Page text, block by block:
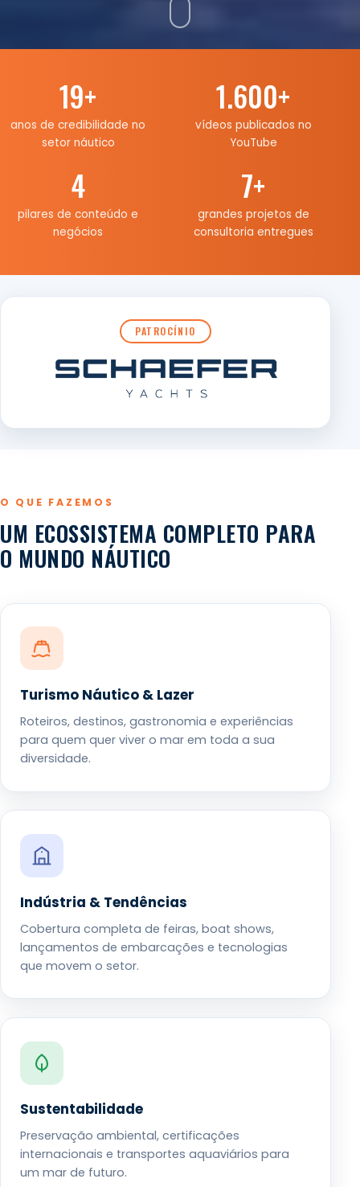
19+
anos de credibilidade no
setor náutico
1.600+
vídeos publicados no
YouTube
4
pilares de conteúdo e
negócios
7+
grandes projetos de
consultoria entregues
PATROCÍNIO
O QUE FAZEMOS
UM ECOSSISTEMA COMPLETO PARA
O MUNDO NÁUTICO
Turismo Náutico & Lazer
Roteiros, destinos, gastronomia e experiências
para quem quer viver o mar em toda a sua
diversidade.
Indústria & Tendências
Cobertura completa de feiras, boat shows,
lançamentos de embarcações e tecnologias
que movem o setor.
Sustentabilidade
Preservação ambiental, certificações
internacionais e transportes aquaviários para
um mar de futuro.